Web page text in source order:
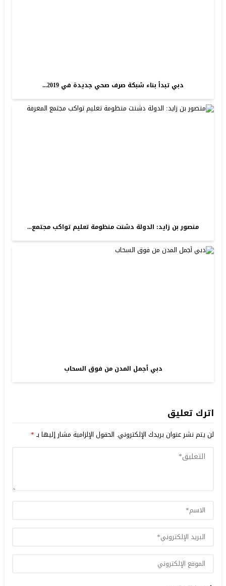
دبي تبدأ بناء شبكة صرف صحي جديدة في 2019...
منصور بن زايد: الدولة دشنت منظومة تعليم تواكب مجتمع...
دبي أجمل المدن من فوق السحاب
اترك تعليق
لن يتم نشر عنوان بريدك الإلكتروني. الحقول الإلزامية مشار إليها بـ*